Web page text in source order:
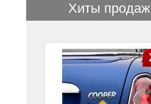
Хиты продаж